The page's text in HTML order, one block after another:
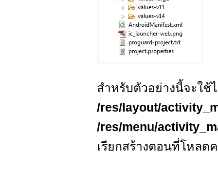
สำหรับตัวอย่างนี้จะใช้
/res/layout/
/res/menu/
เรียกสร้างตอนที่โหลด